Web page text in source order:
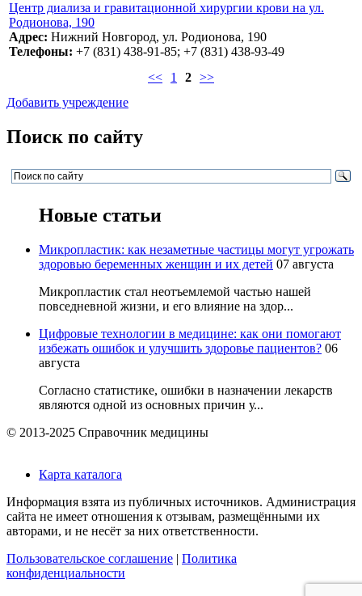
Центр диализа и гравитационной хирургии крови на ул.
Родионова, 190
Адрес: Нижний Новгород, ул. Родионова, 190
Телефоны: +7 (831) 438-91-85; +7 (831) 438-93-49
<<
1 2 >>
Добавить учреждение
Поиск по сайту
Новые статьи
Микропластик: как незаметные частицы могут угрожать
здоровью беременных женщин и их детей 07 августа
Микропластик стал неотъемлемой частью нашей
повседневной жизни, и его влияние на здор...
Цифровые технологии в медицине: как они помогают
избежать ошибок и улучшить здоровье пациентов? 06
августа
Согласно статистике, ошибки в назначении лекарств
являются одной из основных причин у...
© 2013-2025 Справочник медицины
Карта каталога
Информация взята из публичных источников. Администрация
сайта не имеет отношения к отзывам, размещёнными их
авторами, и не несёт за них ответственности.
Пользовательское соглашение | Политика
конфиденциальности